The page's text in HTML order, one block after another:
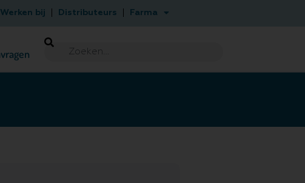
Werken bij Distributeurs Farma